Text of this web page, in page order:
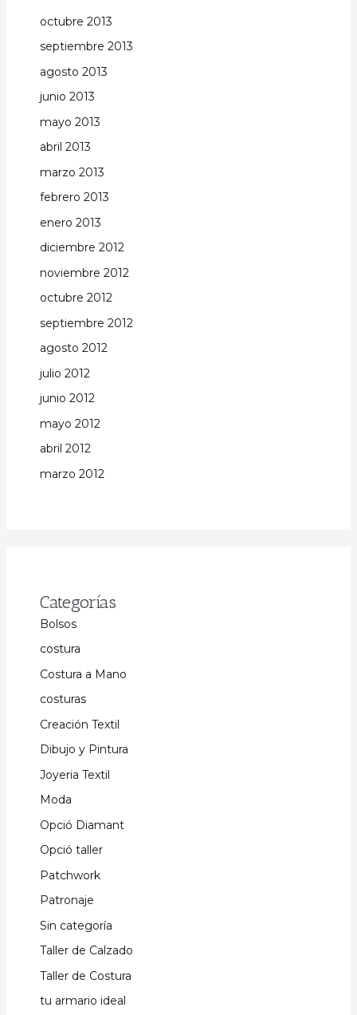
octubre 2013
septiembre 2013
agosto 2013
junio 2013
mayo 2013
abril 2013
marzo 2013
febrero 2013
enero 2013
diciembre 2012
noviembre 2012
octubre 2012
septiembre 2012
agosto 2012
julio 2012
junio 2012
mayo 2012
abril 2012
marzo 2012
Categorías
Bolsos
costura
Costura a Mano
costuras
Creación Textil
Dibujo y Pintura
Joyeria Textil
Moda
Opció Diamant
Opció taller
Patchwork
Patronaje
Sin categoría
Taller de Calzado
Taller de Costura
tu armario ideal